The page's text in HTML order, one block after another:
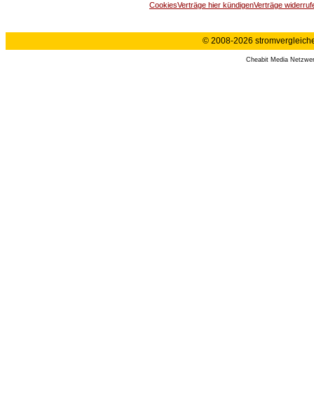
CookiesVerträge hier kündigenVerträge
© 2008-2026
Cheabit Media